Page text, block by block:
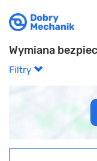
Wymiana
Filtry